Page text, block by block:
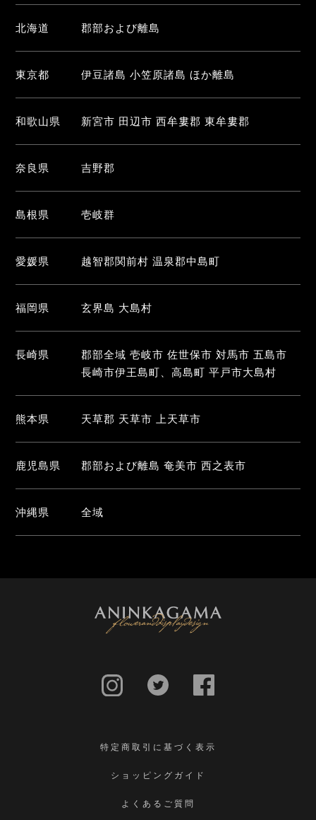
北海道 郡部および離島
東京都 伊豆諸島 小笠原諸島 ほか離島
和歌山県 新宮市 田辺市 西牟婁郡 東牟婁郡
奈良県 吉野郡
島根県 壱岐群
愛媛県 越智郡関前村 温泉郡中島町
福岡県 玄界島 大島村
長崎県
郡部全域 壱岐市 佐世保市 対馬市 五島市
長崎市伊王島町、高島町 平戸市大島村
熊本県 天草郡 天草市 上天草市
鹿児島県 郡部および離島 奄美市 西之表市
沖縄県 全域
特定商取引に基づく表示
ショッピングガイド
よくあるご質問